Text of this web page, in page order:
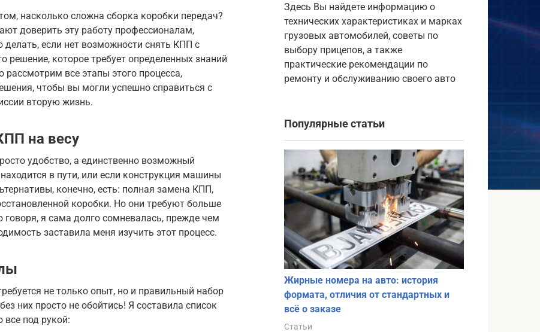
насколько сложна сборка коробки передач?
доверить эту работу профессионалам,
если нет возможности снять КПП с
решение, которое требует определенных знаний
все этапы этого процесса,
чтобы вы могли успешно справиться с
вторую жизнь.
на весу
удобство, а единственно возможный
в пути, или если конструкция машины
конечно, есть: полная замена КПП,
коробки. Но они требуют больше
я сама долго сомневалась, прежде чем
заставила меня изучить этот процесс.
не только опыт, но и правильный набор
них просто не обойтись! Я составила список
все под рукой:
Здесь Вы найдете информацию о
технических характеристиках и марках
грузовых автомобилей, советы по
выбору прицепов, а также
практические рекомендации по
ремонту и обслуживанию своего авто
Популярные статьи
Жирные номера на авто: история
формата, отличия от стандартных и
всё о заказе
Статьи